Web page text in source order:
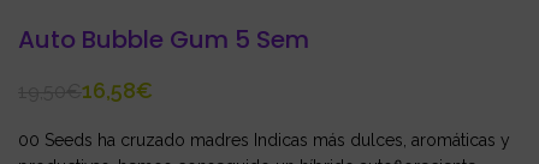
Auto Bubble Gum 5 Sem
16,58€
00 Seeds ha cruzado madres Indicas más dulces, aromáticas y